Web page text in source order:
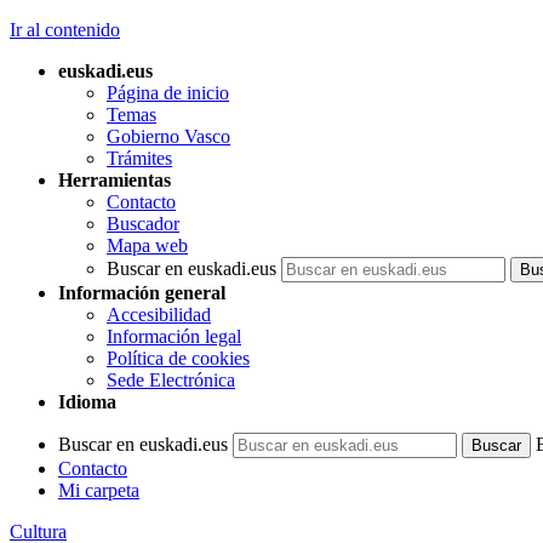
Ir al contenido
euskadi.eus
Página de inicio
Temas
Gobierno Vasco
Trámites
Herramientas
Contacto
Buscador
Mapa web
Buscar en euskadi.eus
Información general
Accesibilidad
Información legal
Política de cookies
Sede Electrónica
Idioma
Buscar en euskadi.eus
Contacto
Mi carpeta
Cultura